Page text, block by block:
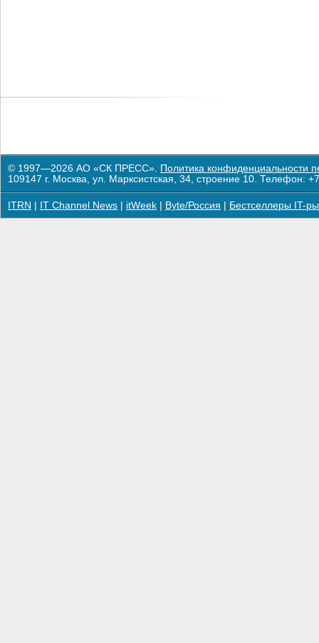
© 1997—2026 АО «СК ПРЕСС». Политика конфиденциальности
109147 г. Москва, ул. Марксистская, 34, строение 10. Телефон:
ITRN IT Channel News itWeek Byte/Россия Бестселлеры IT-